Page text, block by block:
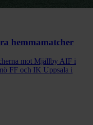
hemmamatcher
mot Mjällby AIF i
FF och IK Uppsala i